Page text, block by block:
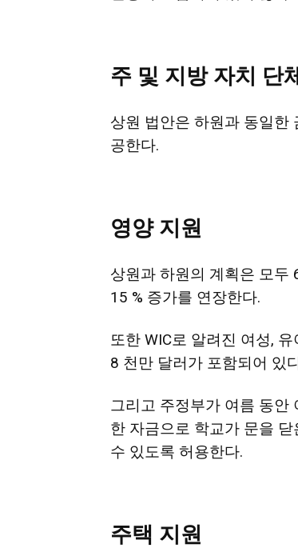
주 및 지방 자치 단
상원 법안은 하원과 동일한
공한다.
영양 지원
상원과 하원의 계획은 모두
15 % 증가를 연장한다.
또한 WIC로 알려진 여성,
8 천만 달러가 포함되어 있
그리고 주정부가 여름 동안
한 자금으로 학교가 문을
수 있도록 허용한다.
주택 지원